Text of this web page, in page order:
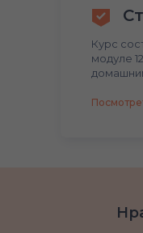
Курс
модуле